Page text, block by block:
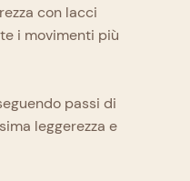
con lacci
i movimenti più
passi di
leggerezza e